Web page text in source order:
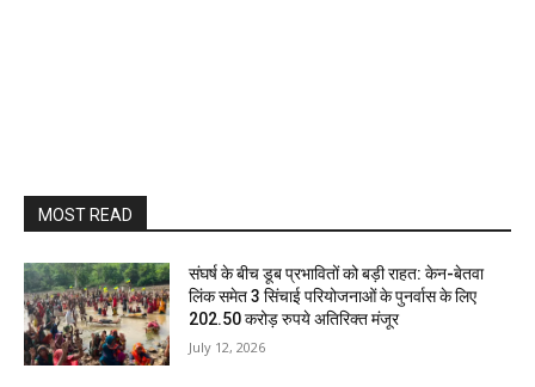
MOST READ
संघर्ष के बीच डूब प्रभावितों को बड़ी राहत: केन-बेतवा
लिंक समेत 3 सिंचाई परियोजनाओं के पुनर्वास के लिए
202.50 करोड़ रुपये अतिरिक्त मंजूर
July 12, 2026